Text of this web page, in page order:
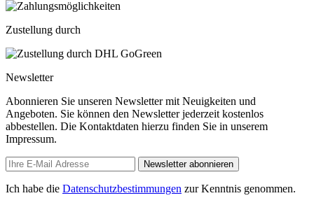
Zustellung durch
Newsletter
Abonnieren Sie unseren Newsletter mit Neuigkeiten und
Angeboten. Sie können den Newsletter jederzeit kostenlos
abbestellen. Die Kontaktdaten hierzu finden Sie in unserem
Impressum.
Newsletter abonnieren
Ich habe die Datenschutzbestimmungen zur Kenntnis genommen.